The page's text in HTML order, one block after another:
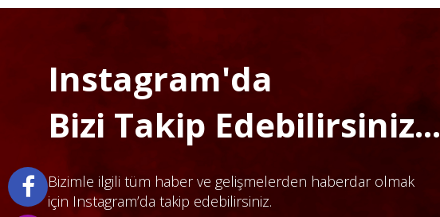
Instagram'da
Bizi Takip Edebilirsiniz...
Bizimle ilgili tüm haber ve gelişmelerden haberdar olmak
için Instagram’da takip edebilirsiniz.